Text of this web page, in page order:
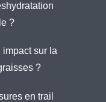
?
impact sur la
?
en trail